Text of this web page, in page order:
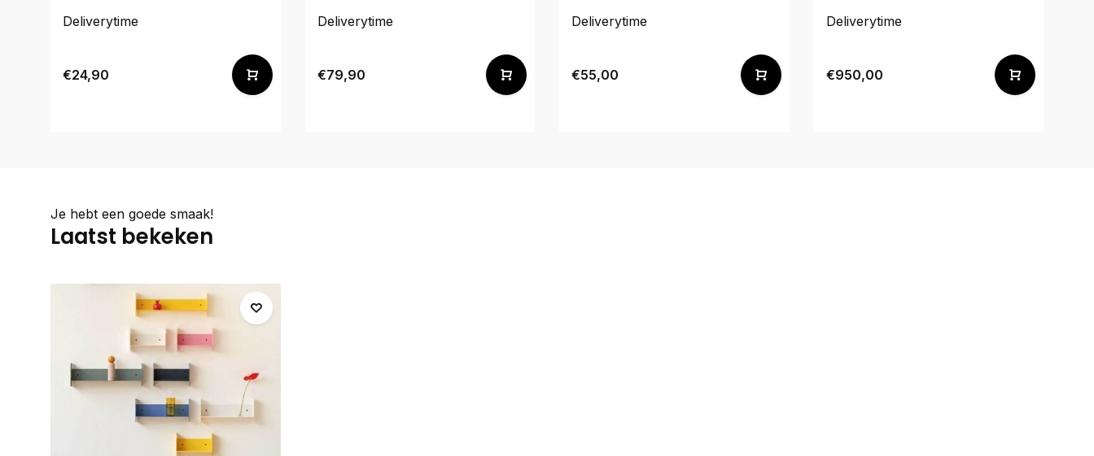
Deliverytime
€24,90
Deliverytime
€79,90
Deliverytime
€55,00
Deliverytime
€950,00
Je hebt een goede smaak!
Laatst bekeken